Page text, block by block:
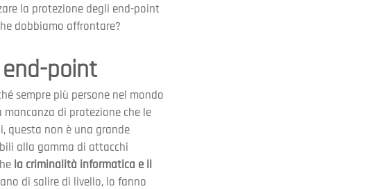
la protezione degli end-point
dobbiamo affrontare?
point
sempre più persone nel mondo
di protezione che le
questa non è una grande
alla gamma di attacchi
la criminalità informatica e il
di salire di livello, lo fanno